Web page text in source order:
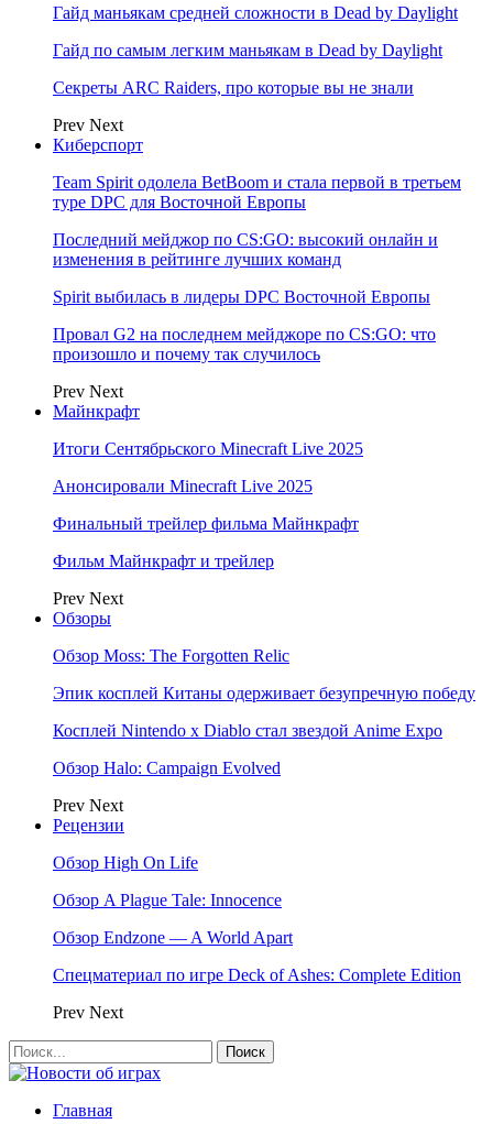
Гайд маньякам средней сложности в Dead by Daylight
Гайд по самым легким маньякам в Dead by Daylight
Секреты ARC Raiders, про которые вы не знали
Prev Next
Киберспорт
Team Spirit одолела BetBoom и стала первой в третьем
туре DPC для Восточной Европы
Последний мейджор по CS:GO: высокий онлайн и
изменения в рейтинге лучших команд
Spirit выбилась в лидеры DPC Восточной Европы
Провал G2 на последнем мейджоре по CS:GO: что
произошло и почему так случилось
Prev Next
Майнкрафт
Итоги Сентябрьского Minecraft Live 2025
Анонсировали Minecraft Live 2025
Финальный трейлер фильма Майнкрафт
Фильм Майнкрафт и трейлер
Prev Next
Обзоры
Обзор Moss: The Forgotten Relic
Эпик косплей Китаны одерживает безупречную победу
Косплей Nintendo x Diablo стал звездой Anime Expo
Обзор Halo: Campaign Evolved
Prev Next
Рецензии
Обзор High On Life
Обзор A Plague Tale: Innocence
Обзор Endzone — A World Apart
Спецматериал по игре Deck of Ashes: Complete Edition
Prev Next
Главная